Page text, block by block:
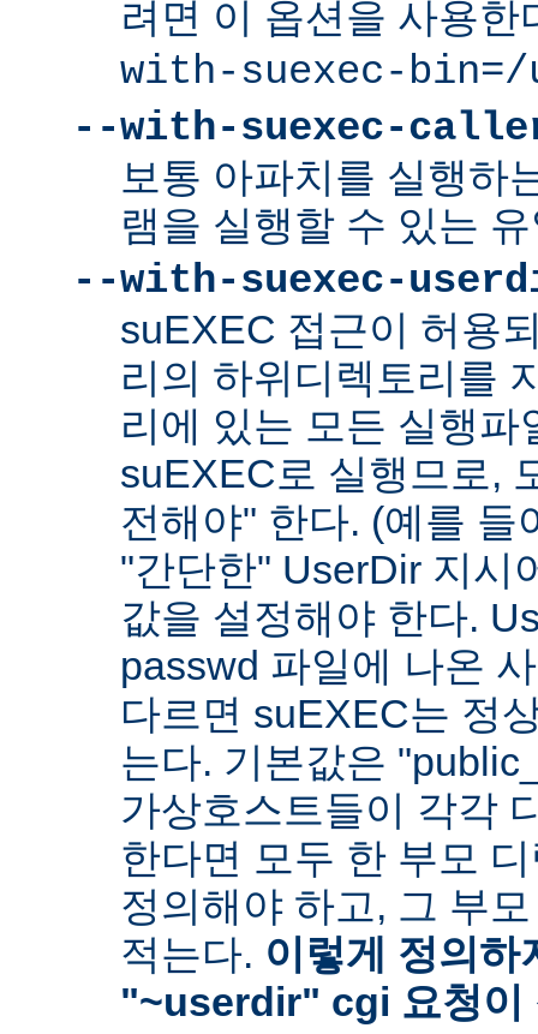
려면 이 옵션을 사용
with-suexec-
--with-suexec-
보통 아파치를 실행하
램을 실행할 수 있는
--with-suexec-
suEXEC 접근이 허용
리의 하위디렉토리를
리에 있는 모든 실행파
suEXEC로 실행므로,
전해야" 한다. (예를 들
"간단한" UserDir 지시
값을 설정해야 한다.
passwd 파일에 나온
다르면 suEXEC는 정
는다. 기본값은
가상호스트들이 각각
한다면 모두 한 부모
정의해야 하고, 그 부
적는다. 이렇게 정의하
"~userdir" cgi 요청이